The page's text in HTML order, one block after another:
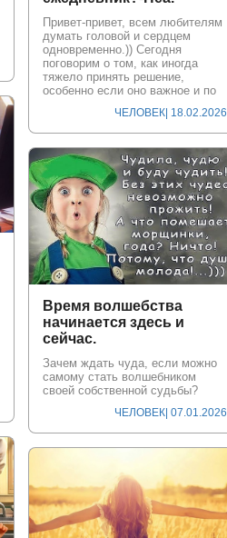
Привет-привет, всем любителям
думать головой и сердцем
одновременно.)) Сегодня
поговорим о том, как иногда
тяжело принять решение,
особенно если оно важное и по
ЧЕЛОВЕК| 18.02.2026
Время волшебства
начинается здесь и
сейчас.
Зачем ждать чуда, если можно
самому стать волшебником
своей собственной судьбы?
ЧЕЛОВЕК| 07.01.2026